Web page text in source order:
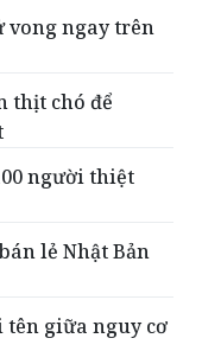
vong ngay trên
thịt chó để
người thiệt
lẻ Nhật Bản
tên giữa nguy cơ